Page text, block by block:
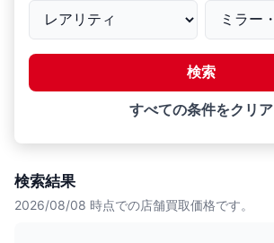
検索
すべての条件をクリア
検索結果
2026/08/08 時点での店舗買取価格です。